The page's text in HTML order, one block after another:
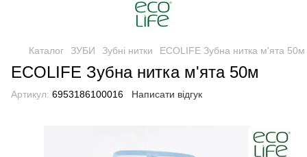
Каталог ЗУБИ Зубні нитки ECOLIFE Зубна нитка м'ята 50м
ECOLIFE Зубна нитка м'ята 50м
Артикул: 6953186100016 Написати відгук